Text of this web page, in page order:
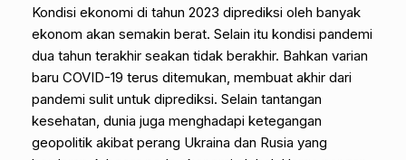
Kondisi ekonomi di tahun 2023 diprediksi oleh banyak
ekonom akan semakin berat. Selain itu kondisi pandemi
dua tahun terakhir seakan tidak berakhir. Bahkan varian
baru COVID-19 terus ditemukan, membuat akhir dari
pandemi sulit untuk diprediksi. Selain tantangan
kesehatan, dunia juga menghadapi ketegangan
geopolitik akibat perang Ukraina dan Rusia yang